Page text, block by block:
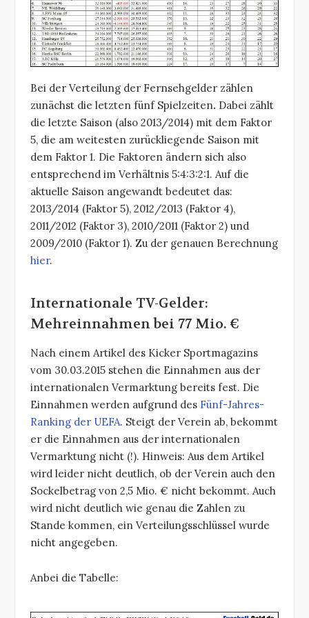
Bei der Verteilung der Fernsehgelder zählen
zunächst die letzten fünf Spielzeiten. Dabei zählt
die letzte Saison (also 2013/2014) mit dem Faktor
5, die am weitesten zurückliegende Saison mit
dem Faktor 1. Die Faktoren ändern sich also
entsprechend im Verhältnis 5:4:3:2:1. Auf die
aktuelle Saison angewandt bedeutet das:
2013/2014 (Faktor 5), 2012/2013 (Faktor 4),
2011/2012 (Faktor 3), 2010/2011 (Faktor 2) und
2009/2010 (Faktor 1). Zu der genauen Berechnung
hier.
Internationale TV-Gelder:
Mehreinnahmen bei 77 Mio. €
Nach einem Artikel des Kicker Sportmagazins
vom 30.03.2015 stehen die Einnahmen aus der
internationalen Vermarktung bereits fest. Die
Einnahmen werden aufgrund des Fünf-Jahres-
Ranking der UEFA. Steigt der Verein ab, bekommt
er die Einnahmen aus der internationalen
Vermarktung nicht (!). Hinweis: Aus dem Artikel
wird leider nicht deutlich, ob der Verein auch den
Sockelbetrag von 2,5 Mio. € nicht bekommt. Auch
wird nicht deutlich wie genau die Zahlen zu
Stande kommen, ein Verteilungsschlüssel wurde
nicht angegeben.
Anbei die Tabelle: